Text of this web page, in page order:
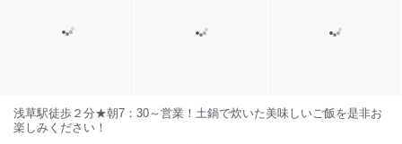
浅草駅徒歩２分★朝7：30～営業！土鍋で炊いた美味しいご飯を是非お
楽しみください！